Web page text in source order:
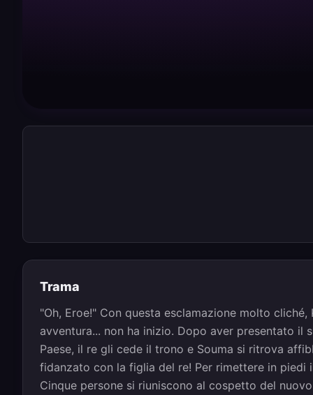
Trama
"Oh, Eroe!" Con questa esclamazione molto
avventura... non ha inizio. Dopo aver presentato
Paese, il re gli cede il trono e Souma si ritrova
fidanzato con la figlia del re! Per rimettere in piedi
Cinque persone si riuniscono al cospetto del